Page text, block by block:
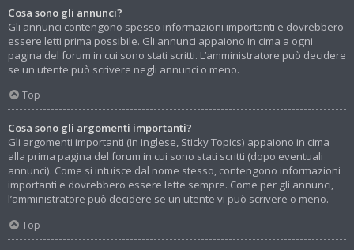
Cosa sono gli annunci?
Gli annunci contengono spesso informazioni importanti e dovrebbero
essere letti prima possibile. Gli annunci appaiono in cima a ogni
pagina del forum in cui sono stati scritti. L’amministratore può decidere
se un utente può scrivere negli annunci o meno.
Top
Cosa sono gli argomenti importanti?
Gli argomenti importanti (in inglese, Sticky Topics) appaiono in cima
alla prima pagina del forum in cui sono stati scritti (dopo eventuali
annunci). Come si intuisce dal nome stesso, contengono informazioni
importanti e dovrebbero essere lette sempre. Come per gli annunci,
l’amministratore può decidere se un utente vi può scrivere o meno.
Top